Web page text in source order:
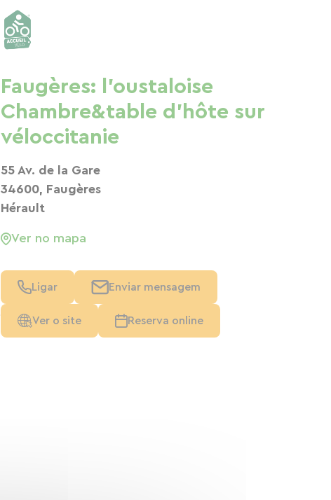
Faugères: l'oustaloise
Chambre&table d'hôte sur
véloccitanie
55 Av. de la Gare
34600, Faugères
Hérault
Ver no mapa
Ligar Enviar mensagem
Ver o site Reserva online